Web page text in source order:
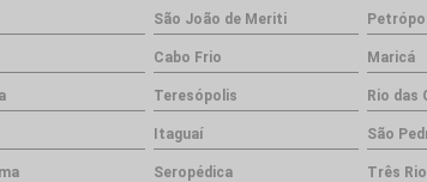
São João de Meriti
Cabo Frio Maricá
Teresópolis Rio das
Itaguaí São
Seropédica Três